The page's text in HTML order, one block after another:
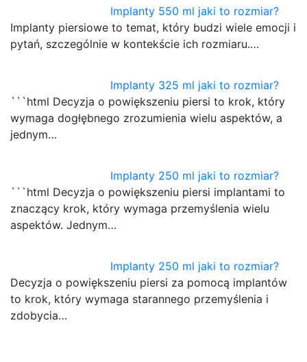
Implanty 550 ml jaki to rozmiar?
Implanty piersiowe to temat, który budzi wiele emocji i
pytań, szczególnie w kontekście ich rozmiaru.…
Implanty 325 ml jaki to rozmiar?
```html Decyzja o powiększeniu piersi to krok, który
wymaga dogłębnego zrozumienia wielu aspektów, a
jednym…
Implanty 250 ml jaki to rozmiar?
```html Decyzja o powiększeniu piersi implantami to
znaczący krok, który wymaga przemyślenia wielu
aspektów. Jednym…
Implanty 250 ml jaki to rozmiar?
Decyzja o powiększeniu piersi za pomocą implantów
to krok, który wymaga starannego przemyślenia i
zdobycia…